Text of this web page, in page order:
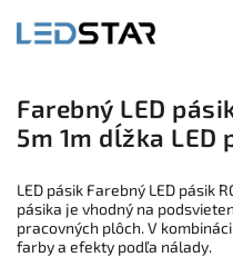
Farebný LED
5m 1m dĺžka LED
LED pásik Farebný LED pásik
pásika je vhodný na
pracovných plôch. V
farby a efekty podľa nálady.